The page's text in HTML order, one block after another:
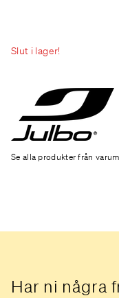
Slut i lager!
Se alla produkter från
Har ni några